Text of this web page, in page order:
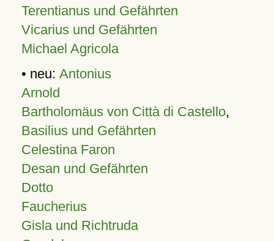
Terentianus und Gefährten
Vicarius und Gefährten
Michael Agricola
• neu: Antonius
Arnold
Bartholomäus von Città di Castello,
Basilius und Gefährten
Celestina Faron
Desan und Gefährten
Dotto
Faucherius
Gisla und Richtruda